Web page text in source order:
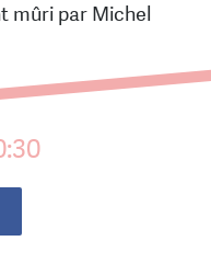
mûri par Michel